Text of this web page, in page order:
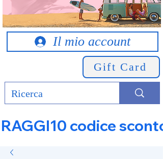
Il mio account
Gift Card
RAGGI10 codice